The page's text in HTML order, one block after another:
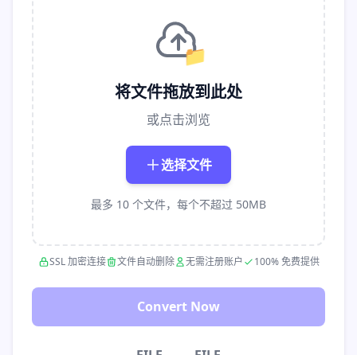
📁
将文件拖放到此处
或点击浏览
选择文件
最多 10 个文件，每个不超过 50MB
SSL 加密连接 文件自动删除 无需注册账户 100% 免费提供
Convert Now